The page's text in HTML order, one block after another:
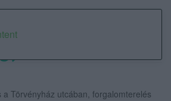
a Törvényház utcában, forgalomterelés